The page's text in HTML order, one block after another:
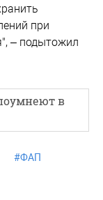
при
– подытожил
в
#ФАП